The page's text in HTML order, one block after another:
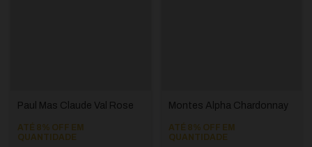
Paul Mas Claude Val Rose
ATÉ 8% OFF EM
QUANTIDADE
Montes Alpha Chardonnay
ATÉ 8% OFF EM
QUANTIDADE